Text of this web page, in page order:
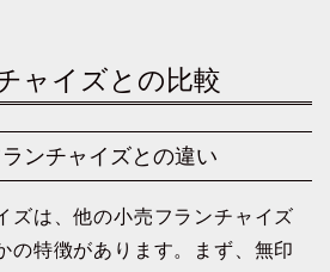
ャイズとの比較
ンチャイズとの違い
ズは、他の小売フランチャイズ
の特徴があります。まず、無印